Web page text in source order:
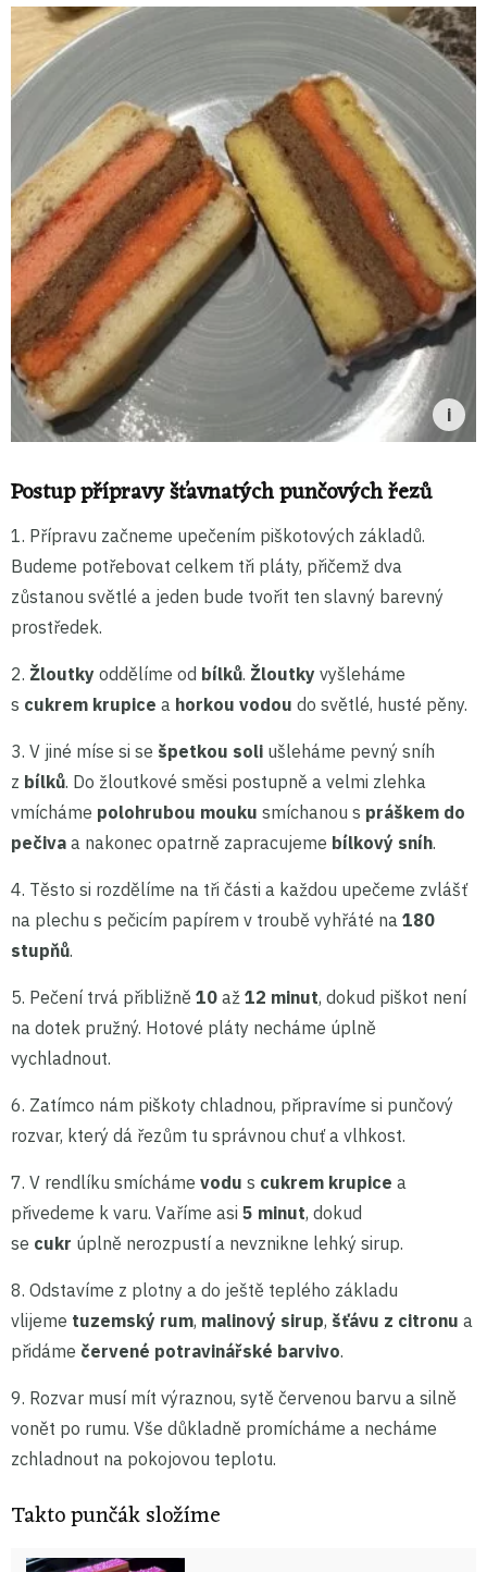
Postup přípravy šťavnatých punčových řezů
1. Přípravu začneme upečením piškotových základů.
Budeme potřebovat celkem tři pláty, přičemž dva
zůstanou světlé a jeden bude tvořit ten slavný barevný
prostředek.
2. Žloutky oddělíme od bílků. Žloutky vyšleháme
s cukrem krupice a horkou vodou do světlé, husté pěny.
3. V jiné míse si se špetkou soli ušleháme pevný sníh
z bílků. Do žloutkové směsi postupně a velmi zlehka
vmícháme polohrubou mouku smíchanou s práškem do
pečiva a nakonec opatrně zapracujeme bílkový sníh.
4. Těsto si rozdělíme na tři části a každou upečeme zvlášť
na plechu s pečicím papírem v troubě vyhřáté na 180
stupňů.
5. Pečení trvá přibližně 10 až 12 minut, dokud piškot není
na dotek pružný. Hotové pláty necháme úplně
vychladnout.
6. Zatímco nám piškoty chladnou, připravíme si punčový
rozvar, který dá řezům tu správnou chuť a vlhkost.
7. V rendlíku smícháme vodu s cukrem krupice a
přivedeme k varu. Vaříme asi 5 minut, dokud
se cukr úplně nerozpustí a nevznikne lehký sirup.
8. Odstavíme z plotny a do ještě teplého základu
vlijeme tuzemský rum, malinový sirup, šťávu z citronu a
přidáme červené potravinářské barvivo.
9. Rozvar musí mít výraznou, sytě červenou barvu a silně
vonět po rumu. Vše důkladně promícháme a necháme
zchladnout na pokojovou teplotu.
Takto punčák složíme